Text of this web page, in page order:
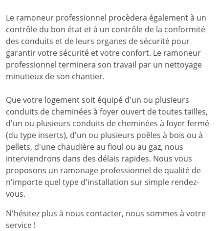
Le ramoneur professionnel procèdera également à un
contrôle du bon état et à un contrôle de la conformité
des conduits et de leurs organes de sécurité pour
garantir votre sécurité et votre confort. Le ramoneur
professionnel terminera son travail par un nettoyage
minutieux de son chantier.
Que votre logement soit équipé d'un ou plusieurs
conduits de cheminées à foyer ouvert de toutes tailles,
d'un ou plusieurs conduits de cheminées à foyer fermé
(du type inserts), d'un ou plusieurs poêles à bois ou à
pellets, d'une chaudière au fioul ou au gaz, nous
interviendrons dans des délais rapides. Nous vous
proposons un ramonage professionnel de qualité de
n'importe quel type d'installation sur simple rendez-
vous.
N'hésitez plus à nous contacter, nous sommes à votre
service !